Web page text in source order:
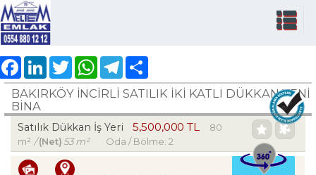
FacebookLinkedInTwitter WhatsAppTelegram
BAKIRKÖY İNCİRLİ SATILIK İKİ KATLI DÜKKAN YENİ
BİNA
Satılık Dükkan İş Yeri 5,500,000 TL
80
m² /(Net) 53 m² Oda / Bölme: 2